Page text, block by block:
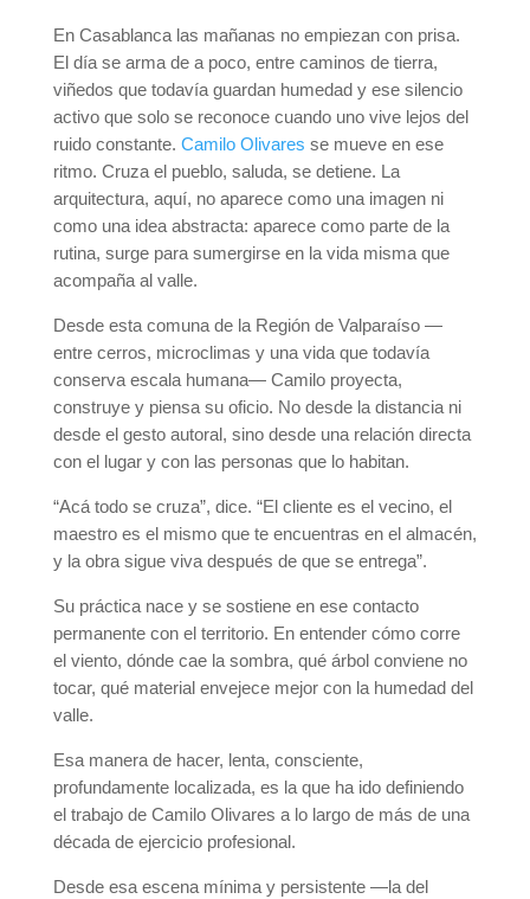
En Casablanca las mañanas no empiezan con prisa.
El día se arma de a poco, entre caminos de tierra,
viñedos que todavía guardan humedad y ese silencio
activo que solo se reconoce cuando uno vive lejos del
ruido constante. Camilo Olivares se mueve en ese
ritmo. Cruza el pueblo, saluda, se detiene. La
arquitectura, aquí, no aparece como una imagen ni
como una idea abstracta: aparece como parte de la
rutina, surge para sumergirse en la vida misma que
acompaña al valle.
Desde esta comuna de la Región de Valparaíso —
entre cerros, microclimas y una vida que todavía
conserva escala humana— Camilo proyecta,
construye y piensa su oficio. No desde la distancia ni
desde el gesto autoral, sino desde una relación directa
con el lugar y con las personas que lo habitan.
“Acá todo se cruza”, dice. “El cliente es el vecino, el
maestro es el mismo que te encuentras en el almacén,
y la obra sigue viva después de que se entrega”.
Su práctica nace y se sostiene en ese contacto
permanente con el territorio. En entender cómo corre
el viento, dónde cae la sombra, qué árbol conviene no
tocar, qué material envejece mejor con la humedad del
valle.
Esa manera de hacer, lenta, consciente,
profundamente localizada, es la que ha ido definiendo
el trabajo de Camilo Olivares a lo largo de más de una
década de ejercicio profesional.
Desde esa escena mínima y persistente —la del